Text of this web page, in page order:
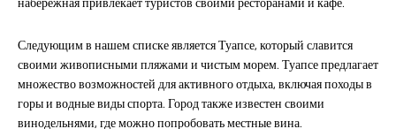
набережная привлекает туристов своими ресторанами и кафе.
Следующим в нашем списке является Туапсе, который славится
своими живописными пляжами и чистым морем. Туапсе предлагает
множество возможностей для активного отдыха, включая походы в
горы и водные виды спорта. Город также известен своими
винодельнями, где можно попробовать местные вина.